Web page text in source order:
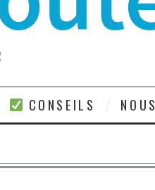
CONSEILS NOUS